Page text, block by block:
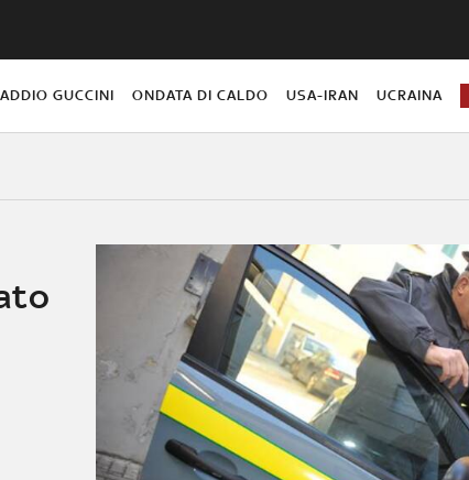
ADDIO GUCCINI ONDATA DI CALDO USA-IRAN UCRAINA